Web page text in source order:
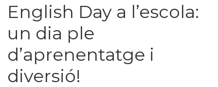
English Day a l’escola:
un dia ple
d’aprenentatge i
diversió!